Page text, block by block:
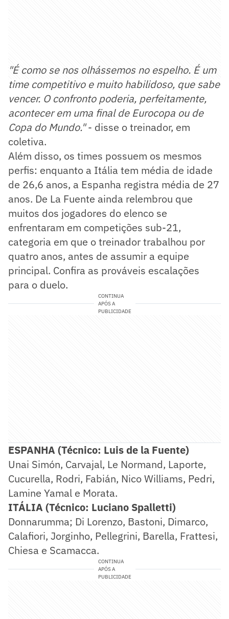
"É como se nos olhássemos no espelho. É um
time competitivo e muito habilidoso, que sabe
vencer. O confronto poderia, perfeitamente,
acontecer em uma final de Eurocopa ou de
Copa do Mundo."- disse o treinador, em
coletiva.
Além disso, os times possuem os mesmos
perfis: enquanto a Itália tem média de idade
de 26,6 anos, a Espanha registra média de 27
anos. De La Fuente ainda relembrou que
muitos dos jogadores do elenco se
enfrentaram em competições sub-21,
categoria em que o treinador trabalhou por
quatro anos, antes de assumir a equipe
principal. Confira as prováveis escalações
para o duelo.
CONTINUA
APÓS A
PUBLICIDADE
ESPANHA (Técnico: Luis de la Fuente)
Unai Simón, Carvajal, Le Normand, Laporte,
Cucurella, Rodri, Fabián, Nico Williams, Pedri,
Lamine Yamal e Morata.
ITÁLIA (Técnico: Luciano Spalletti)
Donnarumma; Di Lorenzo, Bastoni, Dimarco,
Calafiori, Jorginho, Pellegrini, Barella, Frattesi,
Chiesa e Scamacca.
CONTINUA
APÓS A
PUBLICIDADE